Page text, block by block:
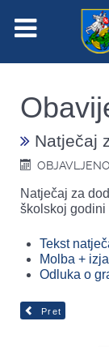
Natječaj
Natječaj za
školskoj
Tekst
Molba +
Odluka o
Pret